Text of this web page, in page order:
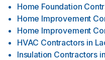
Home Foundation
Home Improvement
Home Improvement
HVAC Contractors in
Insulation Contractors in